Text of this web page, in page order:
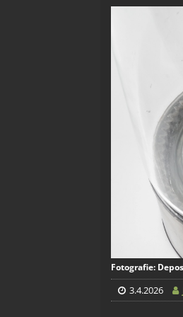
Fotografie:
3.4.2026